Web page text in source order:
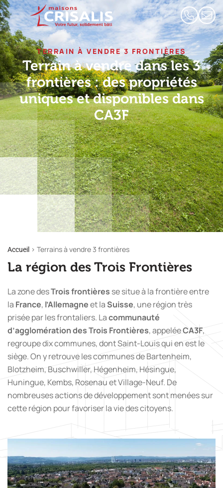
TERRAIN À VENDRE 3 FRONTIÈRES
Terrain à vendre dans les 3
frontières : des propriétés
uniques et disponibles dans
CA3F
Accueil > Terrains à vendre 3 frontières
La région des Trois Frontières
La zone desTrois frontières se situe à la frontière entre
la France, l’Allemagneet la Suisse, une région très
prisée par les frontaliers. Lacommunauté
d’agglomération des Trois Frontières, appeléeCA3F,
regroupe dix communes, dont Saint-Louis qui en est le
siège. On y retrouve les communes de Bartenheim,
Blotzheim, Buschwiller, Hégenheim, Hésingue,
Huningue, Kembs, Rosenau et Village-Neuf. De
nombreuses actions de développement sont menées sur
cette région pour favoriser la vie des citoyens.